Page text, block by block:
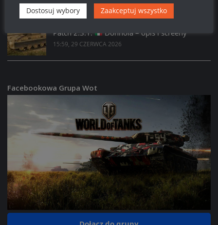
Patch 2.3.1: Donnola – opis i screeny
15:59, 29 CZERWCA 2026
Facebookowa Grupa Wot
Dostosuj wybory Zaakceptuj wszystko